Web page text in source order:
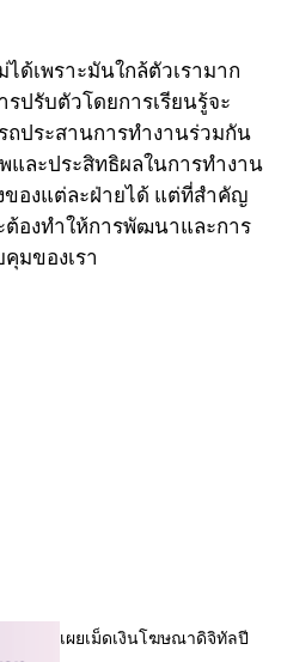
ด้เพราะมันใกล้ตัวเรามาก
ปรับตัวโดยการเรียนรู้จะ
ถประสานการทำงานร่วมกัน
และประสิทธิผลในการทำงาน
องแต่ละฝ่ายได้ แต่ที่สำคัญ
ต้องทำให้การพัฒนาและการ
มของเรา
เผยเม็ดเงินโฆษณาดิจิทัลปี